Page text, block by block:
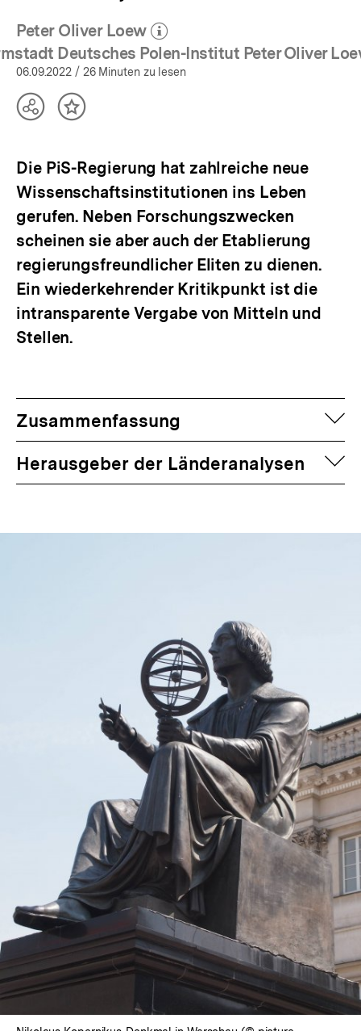
Peter Oliver Loew
(Mehr zum Autor)
öffnen
Deutsches Polen-Institut Peter Oliver
06.09.2022 / 26 Minuten zu lesen
TeilenInhalt
Die PiS-Regierung hat zahlreiche neue
Wissenschaftsinstitutionen ins Leben
gerufen. Neben Forschungszwecken
scheinen sie aber auch der Etablierung
regierungsfreundlicher Eliten zu dienen.
Ein wiederkehrender Kritikpunkt ist die
intransparente Vergabe von Mitteln und
Stellen.
Zusammenfassung
Herausgeber der Länderanalysen
In
Lightbox
öffnen